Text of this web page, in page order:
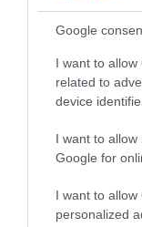
Google
I want to
related to
device
I want to
Google for
I want to
personalized
Értékelések